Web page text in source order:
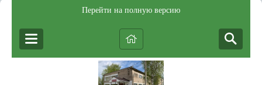
Перейти на полную версию